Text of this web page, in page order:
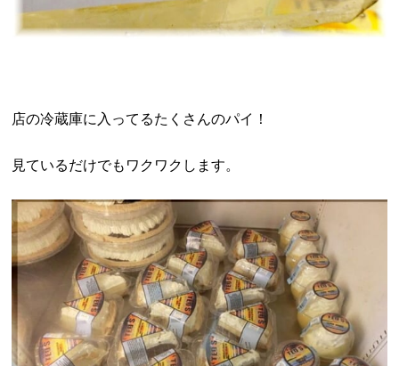
店の冷蔵庫に入ってるたくさんのパイ！
見ているだけでもワクワクします。